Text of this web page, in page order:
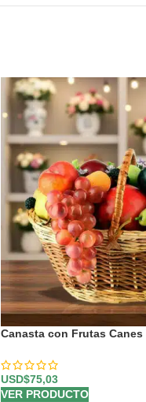
Canasta con Frutas Canes
USD$75,03
VER PRODUCTO